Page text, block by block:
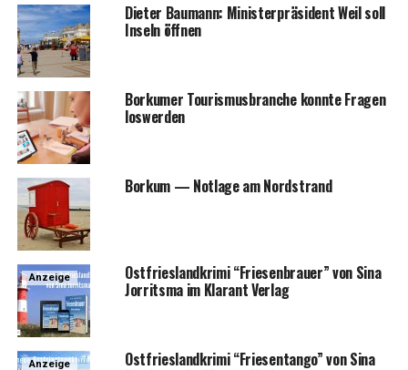
Die­ter Bau­mann: Minis­ter­prä­si­dent Weil soll
Inseln öffnen
Bor­ku­mer Tou­ris­mus­bran­che konn­te Fra­gen
loswerden
Bor­kum — Not­la­ge am Nordstrand
Anzeige Ost­fries­land­kri­mi “Frie­sen­brau­er” von Sina
Jor­rit­s­ma im Klar­ant Verlag
Anzeige Ost­fries­land­kri­mi “Frie­sen­tan­go” von Sina